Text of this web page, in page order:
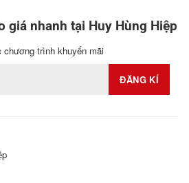
giá nhanh tại Huy Hùng Hiệp
chương trình khuyến mãi